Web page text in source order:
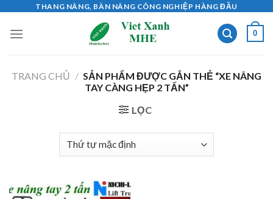
content
THANG NÂNG, BÀN NÂNG CÔNG NGHIỆP HÀNG ĐẦU
0
TRANG CHỦ / SẢN PHẨM ĐƯỢC GẮN THẺ “XE NÂNG
TAY CÀNG HẸP 2 TẤN”
LỌC